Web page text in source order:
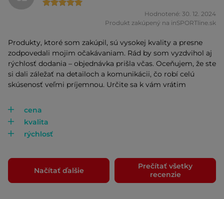
Hodnotené: 30. 12. 2024
Produkt zakúpený na inSPORTline.sk
Produkty, ktoré som zakúpil, sú vysokej kvality a presne
zodpovedali mojim očakávaniam. Rád by som vyzdvihol aj
rýchlosť dodania – objednávka prišla včas. Oceňujem, že ste
si dali záležať na detailoch a komunikácii, čo robí celú
skúsenosť veľmi príjemnou. Určite sa k vám vrátim
cena
kvalita
rýchlosť
Načítať ďalšie
Prečítať všetky
recenzie